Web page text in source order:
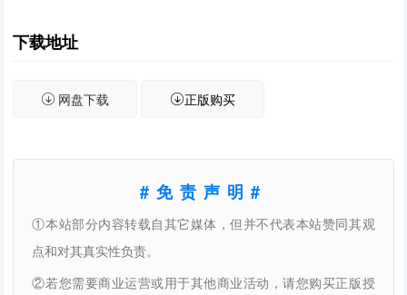
下载地址
网盘下载 正版购买
#免责声明#
①本站部分内容转载自其它媒体，但并不代表本站赞同其观
点和对其真实性负责。
②若您需要商业运营或用于其他商业活动，请您购买正版授